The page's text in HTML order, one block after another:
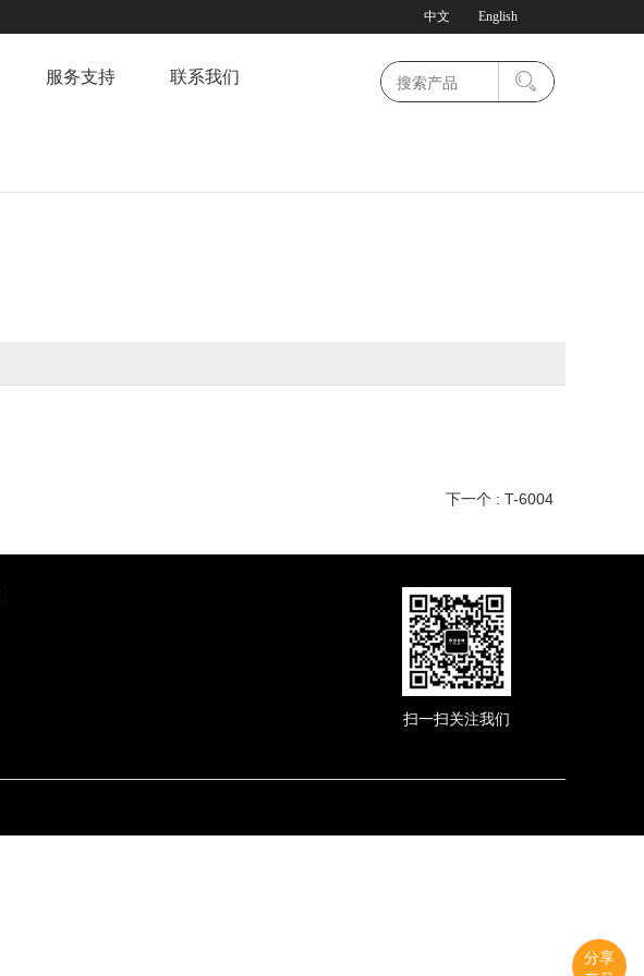
中文 English
服务支持 联系我们
下一个 : T-6004
分享
扫一扫关注我们